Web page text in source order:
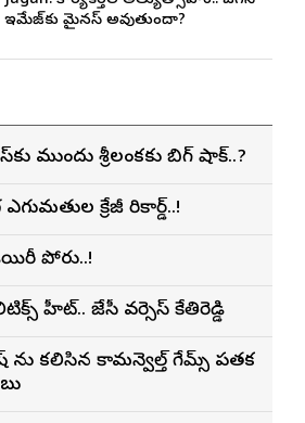
ఇమేజ్‌కు మైనస్ అవుతుందా?
ముందు శ్రీలంకకు బిగ్ షాక్..?
క్రేజీ రికార్డ్..!
పోరు..!
హీట్.. జేసీ వర్సెస్ కేతిరెడ్డి
కలిసిన కామన్వెల్త్ గేమ్స్ పతక